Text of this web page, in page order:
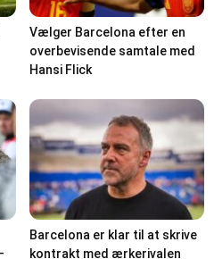
Vælger Barcelona efter en
overbevisende samtale med
Hansi Flick
Barcelona er klar til at skrive
kontrakt med ærkerivalen